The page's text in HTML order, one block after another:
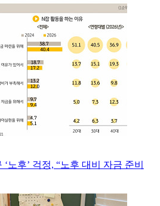
‘노후’ 걱정, “노후 대비 자금 준비